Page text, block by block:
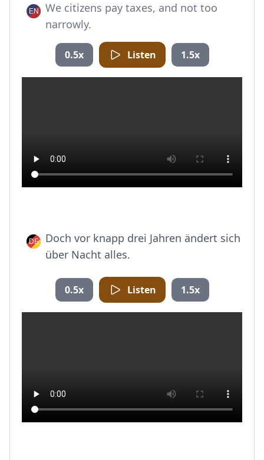
We citizens pay taxes, and not too
narrowly.
0.5x Listen 1.5x
Doch vor knapp drei Jahren ändert sich
über Nacht alles.
0.5x Listen 1.5x